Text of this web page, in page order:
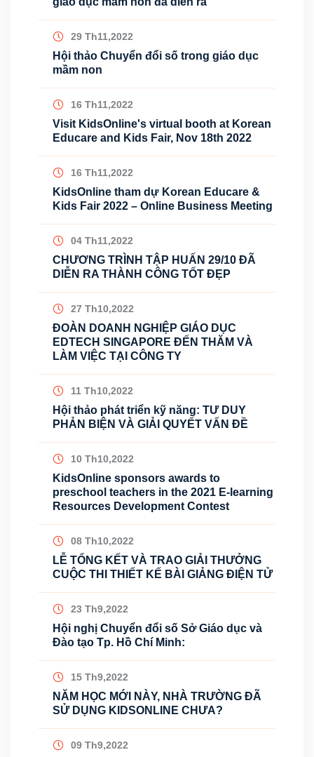
29 Th11,2022
Hội thảo Chuyển đổi số trong giáo dục
mầm non
16 Th11,2022
Visit KidsOnline's virtual booth at Korean
Educare and Kids Fair, Nov 18th 2022
16 Th11,2022
KidsOnline tham dự Korean Educare &
Kids Fair 2022 – Online Business Meeting
04 Th11,2022
CHƯƠNG TRÌNH TẬP HUẤN 29/10 ĐÃ
DIỄN RA THÀNH CÔNG TỐT ĐẸP
27 Th10,2022
ĐOÀN DOANH NGHIỆP GIÁO DỤC
EDTECH SINGAPORE ĐẾN THĂM VÀ
LÀM VIỆC TẠI CÔNG TY
11 Th10,2022
Hội thảo phát triển kỹ năng: TƯ DUY
PHẢN BIỆN VÀ GIẢI QUYẾT VẤN ĐỀ
10 Th10,2022
KidsOnline sponsors awards to
preschool teachers in the 2021 E-learning
Resources Development Contest
08 Th10,2022
LỄ TỔNG KẾT VÀ TRAO GIẢI THƯỞNG
CUỘC THI THIẾT KẾ BÀI GIẢNG ĐIỆN TỬ
23 Th9,2022
Hội nghị Chuyển đổi số Sở Giáo dục và
Đào tạo Tp. Hồ Chí Minh:
15 Th9,2022
NĂM HỌC MỚI NÀY, NHÀ TRƯỜNG ĐÃ
SỬ DỤNG KIDSONLINE CHƯA?
09 Th9,2022